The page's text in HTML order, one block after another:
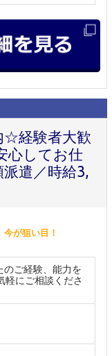
☆経験者大歓
心してお仕
遣／時給3,
今が狙い目！
のご経験、能力を
軽にご相談くださ